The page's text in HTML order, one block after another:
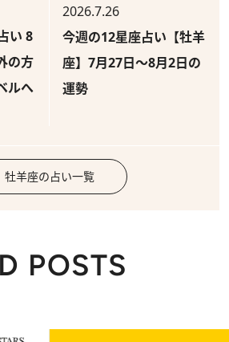
い 8
の方
ルへ
2026.7.26
今週の12星座占い【牡羊
座】7月27日～8月2日の
運勢
牡羊座の占い一覧
POSTS